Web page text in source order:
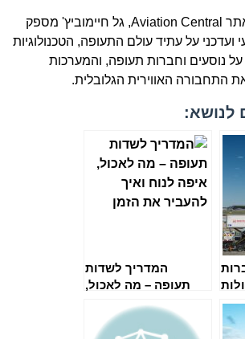
במסגרת פעילותו באתר Aviation Central, גל חיימוביץ' מספק
ועדכני על עתיד עולם התעופה, הטכנולוגיות
נוסעים וחברות תעופה, והמערכות
התחבורה האווירית הגלובלית.
לנושא:
המדריך לשדות
תעופה – מה לאכול,
להעביר את הזמן